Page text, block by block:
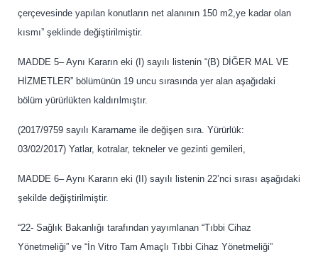
çerçevesinde yapılan konutların net alanının 150 m2,ye kadar olan
kısmı” şeklinde değiştirilmiştir.
MADDE 5– Aynı Kararın eki (I) sayılı listenin “(B) DİĞER MAL VE
HİZMETLER” bölümünün 19 uncu sırasında yer alan aşağıdaki
bölüm yürürlükten kaldırılmıştır.
(2017/9759 sayılı Kararname ile değişen sıra. Yürürlük:
03/02/2017) Yatlar, kotralar, tekneler ve gezinti gemileri,
MADDE 6– Aynı Kararın eki (II) sayılı listenin 22’nci sırası aşağıdaki
şekilde değiştirilmiştir.
“22- Sağlık Bakanlığı tarafından yayımlanan “Tıbbi Cihaz
Yönetmeliği” ve “İn Vitro Tam Amaçlı Tıbbi Cihaz Yönetmeliği”